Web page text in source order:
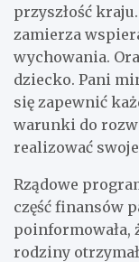
przyszłość
zamierza
wychowania.
dziecko. Pani
się zapewnić
warunki do
realizować
Rządowe
część finansów
poinformowała,
rodziny